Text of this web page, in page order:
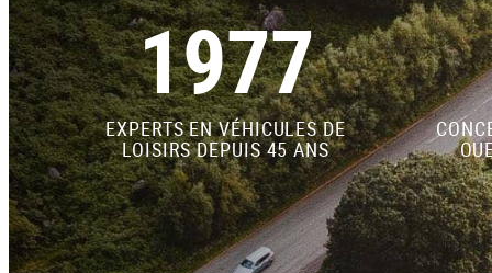
1977
EXPERTS EN VÉHICULES DE
LOISIRS DEPUIS 45 ANS